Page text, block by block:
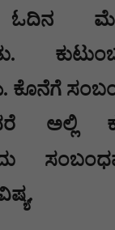
ಓದಿನ
ಕೊನೆಗೆ
ಅಲ್ಲಿ